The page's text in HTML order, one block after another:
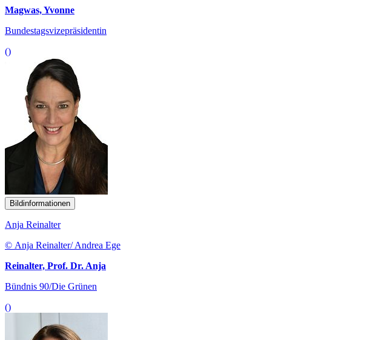
Magwas, Yvonne
Bundestagsvizepräsidentin
()
Bildinformationen
Anja Reinalter
© Anja Reinalter/ Andrea Ege
Reinalter, Prof. Dr. Anja
Bündnis 90/Die Grünen
()